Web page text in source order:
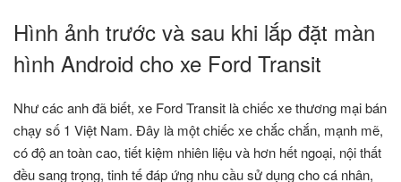
Hình ảnh trước và sau khi lắp đặt màn
hình Android cho xe Ford Transit
Như các anh đã biết, xe Ford Transit là chiếc xe thương mại bán
chạy số 1 Việt Nam. Đây là một chiếc xe chắc chắn, mạnh mẽ,
có độ an toàn cao, tiết kiệm nhiên liệu và hơn hết ngoại, nội thất
đều sang trọng, tinh tế đáp ứng nhu cầu sử dụng cho cá nhân,